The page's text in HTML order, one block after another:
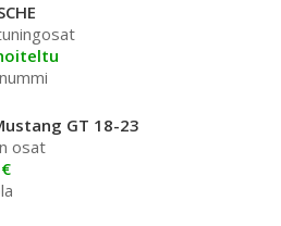
GT 18-23
osat